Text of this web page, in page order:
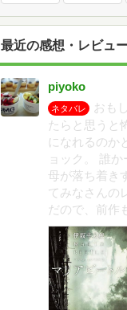
最近の感想・レビュ
piyoko
ネタバレ
おも
たらと思うと
になれるのか
ョック。 誰
母が落ち着き
てみなさんの
だので、前作